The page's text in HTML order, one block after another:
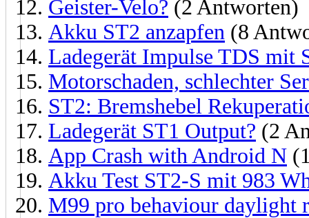
Geister-Velo? (2 Antworten)
Akku ST2 anzapfen (8
Ladegerät Impulse TDS mit
Motorschaden, schlechter
ST2: Bremshebel
Ladegerät ST1 Output? (2
App Crash with Android N
Akku Test ST2-S mit 983
M99 pro behaviour daylight